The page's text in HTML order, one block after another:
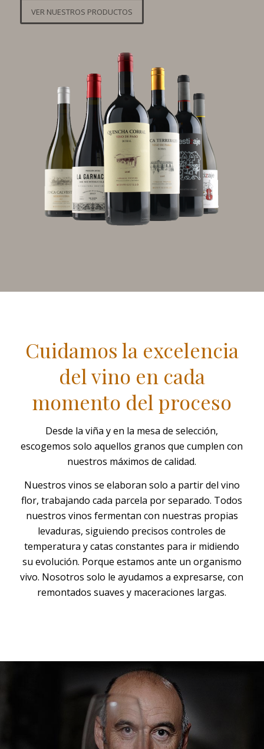
VER NUESTROS PRODUCTOS
Cuidamos la excelencia
del vino en cada
momento del proceso
Desde la viña y en la mesa de selección,
escogemos solo aquellos granos que cumplen con
nuestros máximos de calidad.
Nuestros vinos se elaboran solo a partir del vino
flor, trabajando cada parcela por separado. Todos
nuestros vinos fermentan con nuestras propias
levaduras, siguiendo precisos controles de
temperatura y catas constantes para ir midiendo
su evolución. Porque estamos ante un organismo
vivo. Nosotros solo le ayudamos a expresarse, con
remontados suaves y maceraciones largas.